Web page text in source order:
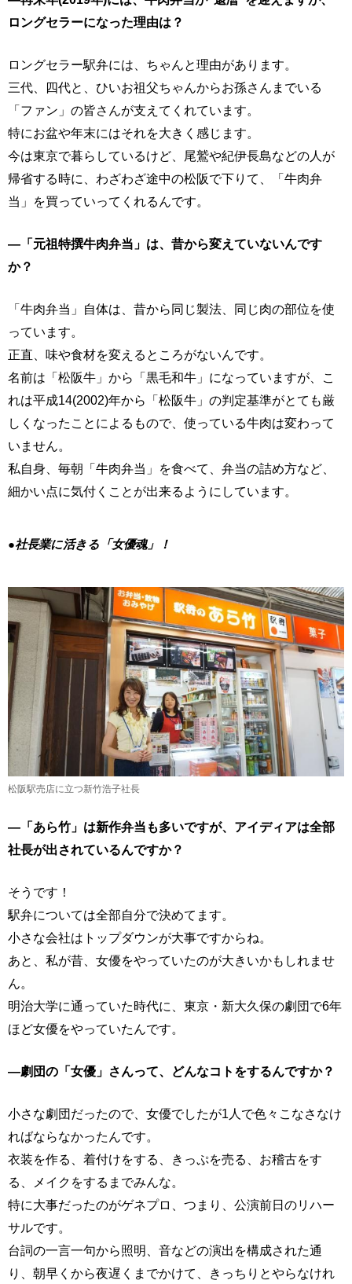
ロングセラーになった理由は？
ロングセラー駅弁には、ちゃんと理由があります。
三代、四代と、ひいお祖父ちゃんからお孫さんまでいる
「ファン」の皆さんが支えてくれています。
特にお盆や年末にはそれを大きく感じます。
今は東京で暮らしているけど、尾鷲や紀伊長島などの人が
帰省する時に、わざわざ途中の松阪で下りて、「牛肉弁
当」を買っていってくれるんです。
―「元祖特撰牛肉弁当」は、昔から変えていないんです
か？
「牛肉弁当」自体は、昔から同じ製法、同じ肉の部位を使
っています。
正直、味や食材を変えるところがないんです。
名前は「松阪牛」から「黒毛和牛」になっていますが、こ
れは平成14(2002)年から「松阪牛」の判定基準がとても厳
しくなったことによるもので、使っている牛肉は変わって
いません。
私自身、毎朝「牛肉弁当」を食べて、弁当の詰め方など、
細かい点に気付くことが出来るようにしています。
●社長業に活きる「女優魂」！
松阪駅売店に立つ新竹浩子社長
―「あら竹」は新作弁当も多いですが、アイディアは全部
社長が出されているんですか？
そうです！
駅弁については全部自分で決めてます。
小さな会社はトップダウンが大事ですからね。
あと、私が昔、女優をやっていたのが大きいかもしれませ
ん。
明治大学に通っていた時代に、東京・新大久保の劇団で6年
ほど女優をやっていたんです。
―劇団の「女優」さんって、どんなコトをするんですか？
小さな劇団だったので、女優でしたが1人で色々こなさなけ
ればならなかったんです。
衣装を作る、着付けをする、きっぷを売る、お稽古をす
る、メイクをするまでみんな。
特に大事だったのがゲネプロ、つまり、公演前日のリハー
サルです。
台詞の一言一句から照明、音などの演出を構成された通
り、朝早くから夜遅くまでかけて、きっちりとやらなけれ